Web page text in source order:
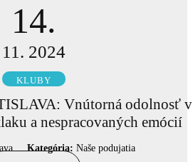
14.
11. 2024
KLUBY
Vnútorná odolnosť v
a nespracovaných emócií
Kategória: Naše podujatia